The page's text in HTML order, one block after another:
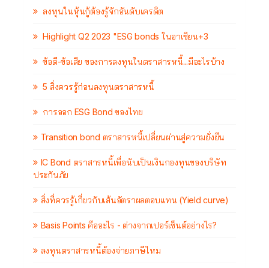
ลงทุนในหุ้นกู้ต้องรู้จักอันดับเครดิต
Highlight Q2 2023 "ESG bonds ในอาเซียน+3
ข้อดี-ข้อเสีย ของการลงทุนในตราสารหนี้...มีอะไรบ้าง
5 สิ่งควรรู้ก่อนลงทุนตราสารหนี้
การออก ESG Bond ของไทย
Transition bond ตราสารหนี้เปลี่ยนผ่านสู่ความยั่งยืน
IC Bond ตราสารหนี้เพื่อนับเป็นเงินกองทุนของบริษัท
ประกันภัย
สิ่งที่ควรรู้เกี่ยวกับเส้นอัตราผลตอบแทน (Yield curve)
Basis Points คืออะไร - ต่างจากเปอร์เซ็นต์อย่างไร?
ลงทุนตราสารหนี้ต้องจ่ายภาษีไหม